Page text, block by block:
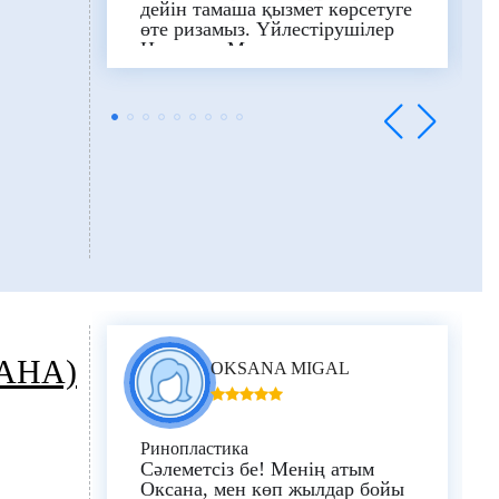
дейін тамаша қызмет көрсетуге
өте ризамыз. Үйлестірушілер
Нана мен Марта әр кезеңде өте
көмектесті, аудармашылар
ойымызды жеңілдету үшін
қолдан келгеннің бәрін жасады.
OKSANA MIGAL
Ринопластика
Сәлеметсіз бе! Менің атым
Оксана, мен көп жылдар бойы